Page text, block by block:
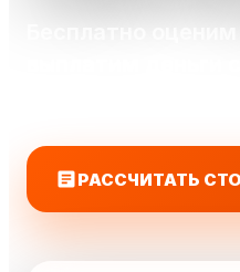
Бесплатно
РАССЧИТАТЬ